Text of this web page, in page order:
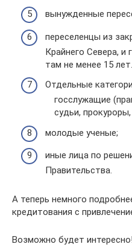
вынужденные
переселенцы из
Крайнего Севера, и
там не менее 15 лет.
Отдельные
госслужащие
судьи,
молодые ученые;
иные лица по
Правительства.
А теперь немного
кредитования с
Возможно будет интересно!